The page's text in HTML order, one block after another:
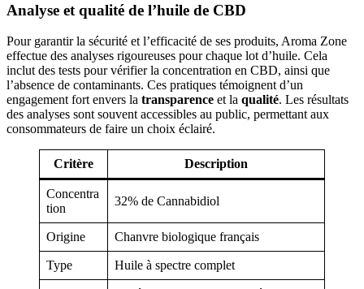
Analyse et qualité de l’huile de CBD
Pour garantir la sécurité et l’efficacité de ses produits, Aroma Zone
effectue des analyses rigoureuses pour chaque lot d’huile. Cela
inclut des tests pour vérifier la concentration en CBD, ainsi que
l’absence de contaminants. Ces pratiques témoignent d’un
engagement fort envers la transparence et la qualité. Les résultats
des analyses sont souvent accessibles au public, permettant aux
consommateurs de faire un choix éclairé.
Critère Description
Concentra
tion
32% de Cannabidiol
Origine Chanvre biologique français
Type Huile à spectre complet